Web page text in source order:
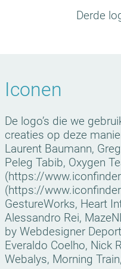
Derde
Iconen
De logo’s die we
creaties op deze
Laurent Baumann,
Peleg Tabib, Oxygen
(https://
(https://
GestureWorks, Heart
Alessandro Rei,
by Webdesigner
Everaldo Coelho, Nick
Webalys, Morning